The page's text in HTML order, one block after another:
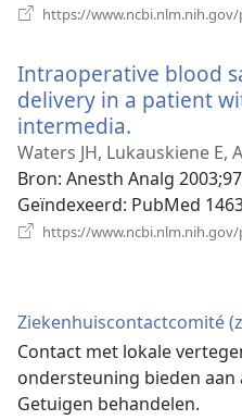
https://
Intraoperative blood
delivery in a patient
intermedia.
nieuw
venster)
Waters JH, Lukauskiene E,
Bron‎: Anesth Analg
Geïndexeerd‎: PubMed
https://
Ziekenhuiscontactcomité
Contact met lokale
ondersteuning bieden aan
Getuigen behandelen.